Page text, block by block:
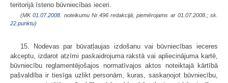
teritorijā īsteno būvniecības ieceri.
(MK01.07.2008.
noteikumu Nr.496 redakcijā; piemērojams ar 01.07.2008.; sk.
22.punktu)
15. Nodevas par būvatļaujas izdošanu vai būvniecības ieceres
akceptu, izdarot atzīmi paskaidrojuma rakstā vai apliecinājuma kartē,
būvniecību reglamentējošajos normatīvajos aktos noteiktajā kārtībā
pašvaldība ir tiesīga uzlikt personām, kuras, saskaņojot būvniecību,